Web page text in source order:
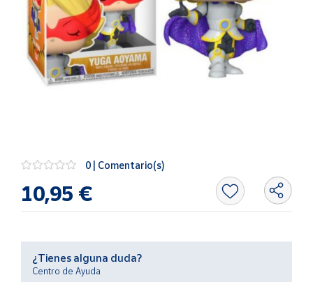
Más
populares
Bono
Cultural
Market
Productos
Solidarios
Ayuda
0 | Comentario(s)
10,95 €
¿Tienes alguna duda?
Centro de Ayuda